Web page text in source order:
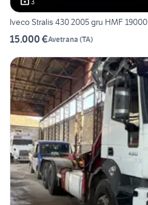
Iveco Stralis 430 2005 gru HMF 19000
15.000 €Avetrana (TA)